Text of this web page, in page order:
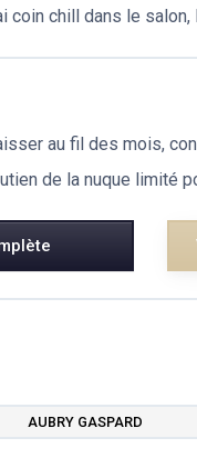
coin chill dans le
au fil des mois,
de la nuque limité
AUBRY GASPARD